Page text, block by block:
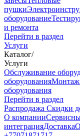
пушки
оборудование
и ремонта
Перейти в раздел
Услуги
Каталог/
Услуги
Oбслуживание
оборудованияМонтаж
оборудования
Перейти в раздел
Распродажа Скидки
О компании
интеграцияДоставка